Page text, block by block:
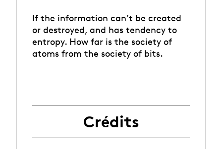
If the information can’t be created
or destroyed, and has tendency to
entropy. How far is the society of
atoms from the society of bits.
Crédits